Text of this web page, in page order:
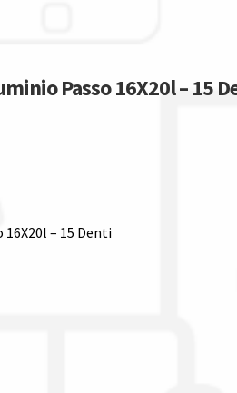
Passo 16X20l – 15
– 15 Denti